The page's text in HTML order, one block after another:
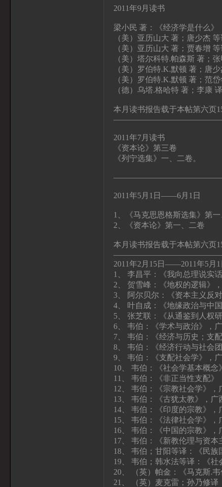
2011年9月读书
梁小民 著：《经济学是什么》
（美）亚历山大 著；唐少杰
（美）亚历山大 著；贾春增
（美）塔尔科特.帕森斯 著；
（美）罗伯特.K.默顿 著；唐
（美）罗伯特.K.默顿 著；范
（德）乌塔.格哈特 著；李康
本月读书报告载于本帖第六页
2011年7月读书
《资本论》第三卷
《列宁选集》一、二卷。
2011年5月1日——6月1日
1、《马克思恩格斯选集》第
2、《资本论》第一、二卷
本月读书报告载于本帖第六页
2011年2月15日——2011年5月1
1、 李昌平：《我向总理说实
2、 贺雪峰：《地权的逻辑》
3、 阿尔贝尔：《资本主义反
4、 叶自成：《地缘政治与中
5、 张芝联：《从通鉴到人权
6、 韦伯：《学术与政治》，
7、 韦伯：《经济与历史；支
8、 韦伯：《经济行动与社会
9、 韦伯：《支配社会学》，
10、 韦伯：《社会学基本概念
11、 韦伯：《非正当性支配》
12、 韦伯：《宗教社会学》，
13、 韦伯：《古犹太教》，广
14、 韦伯：《印度的宗教》，
15、 韦伯：《法律社会学》，
16、 韦伯：《中国的宗教》，
17、 韦伯：《新教伦理与资
18、 韦伯；甘阳等译：《民
19、 韦伯；韩水法等译：《
20、 （英）帕金：《马克斯.
21、 （英）麦克雷；孙乃修